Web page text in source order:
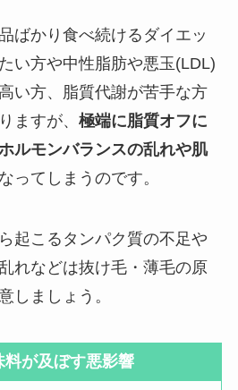
ばかり食べ続けるダイエッ
い方や中性脂肪や悪玉(LDL)
い方、脂質代謝が苦手な方
ますが、 極端に脂質オフに
ルモンバランスの乱れや肌
ってしまうのです。
起こるタンパク質の不足や
れなどは抜け毛・薄毛の原
しましょう。
料が及ぼす悪影響